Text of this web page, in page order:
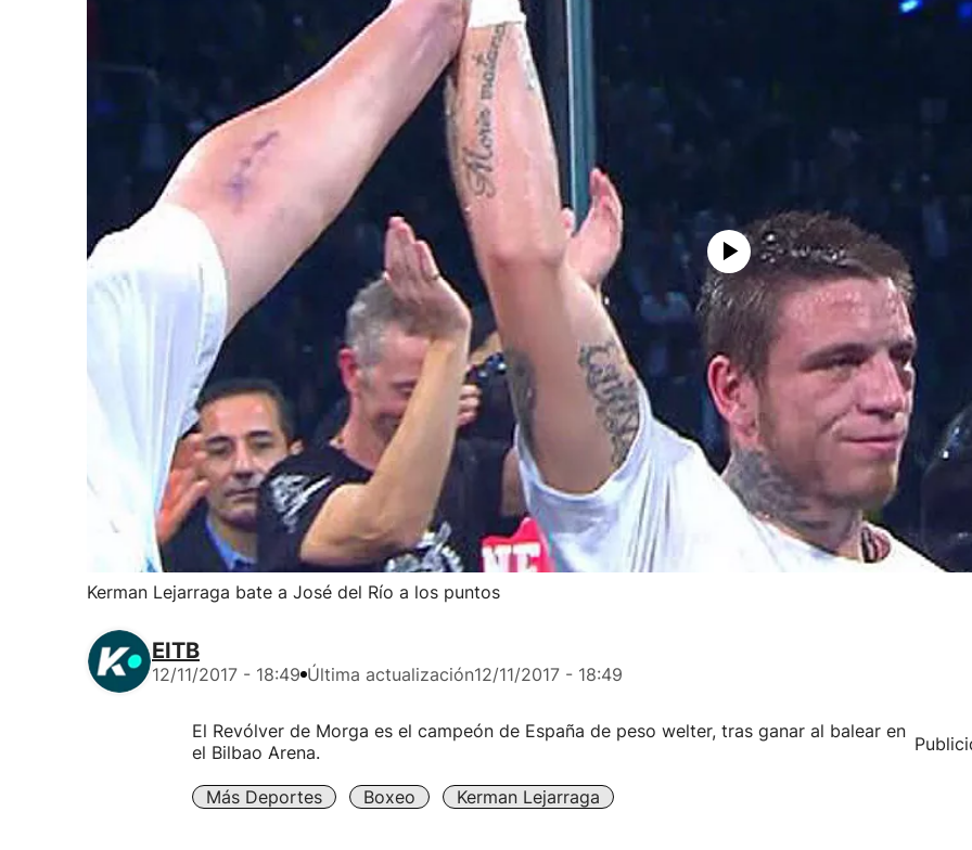
Kerman Lejarraga bate a José del Río a los puntos
EITB
12/11/2017 - 18:49 Última actualización12/11/2017 - 18:49
El Revólver de Morga es el campeón de España de peso welter, tras ganar al balear en
el Bilbao Arena.
Más Deportes Boxeo Kerman Lejarraga